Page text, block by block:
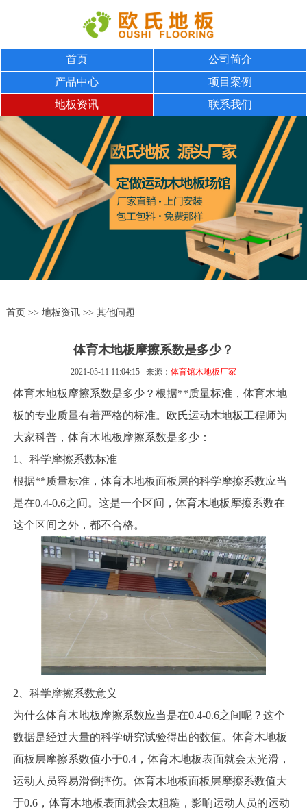
首页
公司简介
产品中心
项目案例
地板资讯
联系我们
首页>> 地板资讯>> 其他问题
体育木地板摩擦系数是多少？
2021-05-11 11:04:15 来源： 体育馆木地板厂家
体育木地板摩擦系数是多少？根据**质量标准，体育木地
板的专业质量有着严格的标准。欧氏运动木地板工程师为
大家科普，体育木地板摩擦系数是多少：
1、科学摩擦系数标准
根据**质量标准，体育木地板面板层的科学摩擦系数应当
是在0.4-0.6之间。这是一个区间，体育木地板摩擦系数在
这个区间之外，都不合格。
2、科学摩擦系数意义
为什么体育木地板摩擦系数应当是在0.4-0.6之间呢？这个
数据是经过大量的科学研究试验得出的数值。体育木地板
面板层摩擦系数值小于0.4，体育木地板表面就会太光滑，
运动人员容易滑倒摔伤。体育木地板面板层摩擦系数值大
于0.6，体育木地板表面就会太粗糙，影响运动人员的运动